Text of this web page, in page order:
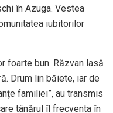
în Azuga. Vestea
iubitorilor
foarte bun. Răzvan lasă
Drum lin băiete, iar de
familiei”, au transmis
tânărul îl frecventa în